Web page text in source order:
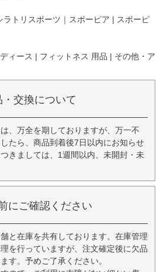
ラトリスポーツ｜スポーピア | スポーピ
ィース | フィットネス 用品 | その他・ア
・交換について
、万全を期しておりますが、万一不
たら、商品到着後7日以内にお知らせ
きましては、1週間以内、未開封・未
にご確認ください
と在庫を共有しております。在庫管理
を行っていますが、注文確定後に欠品
す。予めご了承ください。